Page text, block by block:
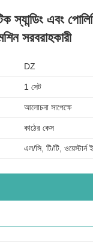
স্যান্ডিং এবং
সরবরাহকারী
DZ
1 সেট
আলোচনা সাপেক্ষে
কাঠের কেস
এল/সি, টি/টি, ওয়েস্টার্ন